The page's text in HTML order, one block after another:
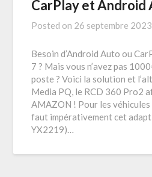
CarPlay et Android
Posted on 26 septembre 2023
Besoin d’Android Auto ou
7 ? Mais vous n’avez pas
poste ? Voici la solution et
Media PQ, le RCD 360 Pro2
AMAZON ! Pour les véhicules
faut impérativement cet
YX2219)…